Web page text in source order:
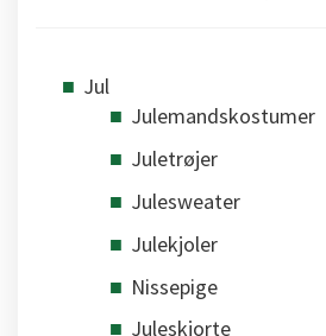
Jul
Julemandskostumer
Juletrøjer
Julesweater
Julekjoler
Nissepige
Juleskjorte